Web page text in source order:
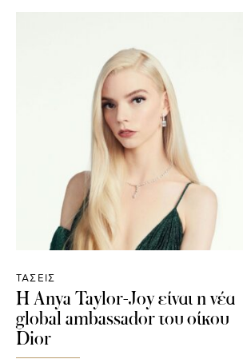
ΤΑΣΕΙΣ
Η Αnya Taylor-Joy είναι η νέα
global ambassador του οίκου
Dior